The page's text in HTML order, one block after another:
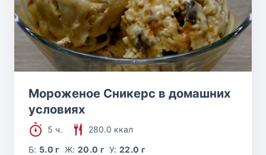
Мороженое Сникерс в домашних
условиях
5 ч.
280.0 ккал
Б: 5.0 г Ж: 20.0 г У:22.0 г